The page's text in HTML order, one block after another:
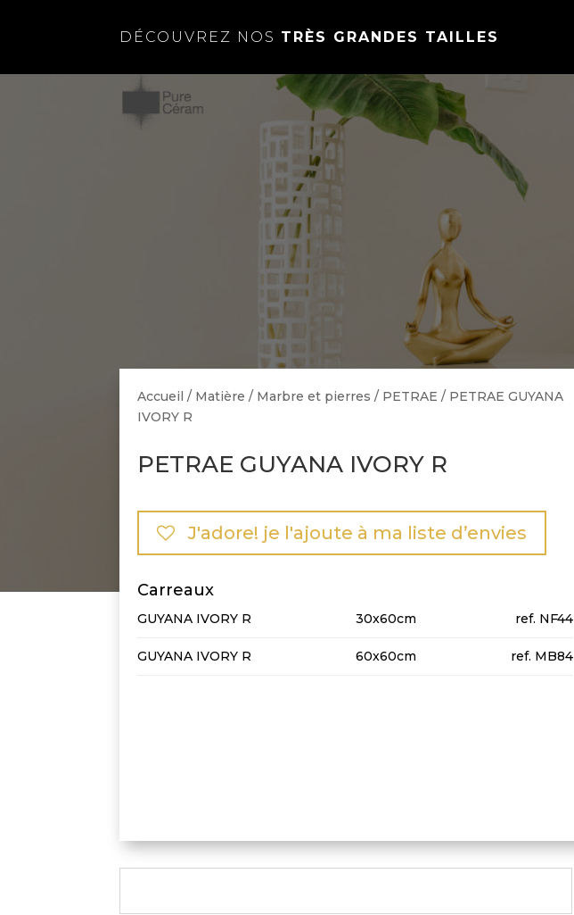
DÉCOUVREZ NOS TRÈS GRANDES TAILLES
Accueil / Matière / Marbre et pierres / PETRAE / PETRAE GUYANA
IVORY R
PETRAE GUYANA IVORY R
J'adore! je l'ajoute à ma liste d’envies
Carreaux
GUYANA IVORY R 30x60cm NF44
GUYANA IVORY R 60x60cm MB84